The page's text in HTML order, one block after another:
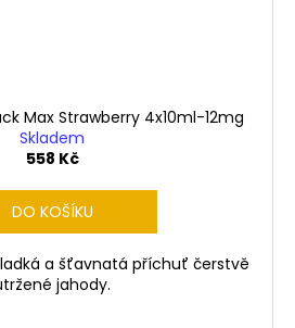
Max Strawberry 4x10ml-12mg
Skladem
558 Kč
DO KOŠÍKU
a šťavnatá příchuť čerstvě
jahody.